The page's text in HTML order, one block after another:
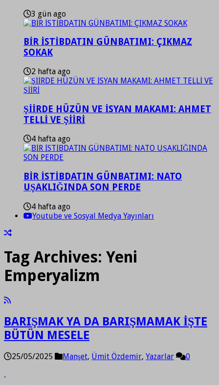
3 gün ago
BİR İSTİBDATIN GÜNBATIMI: ÇIKMAZ
SOKAK
2 hafta ago
ŞİİRDE HÜZÜN VE İSYAN MAKAMI: AHMET
TELLİ VE ŞİİRİ
4 hafta ago
BİR İSTİBDATIN GÜNBATIMI: NATO
UŞAKLIĞINDA SON PERDE
4 hafta ago
Youtube ve Sosyal Medya Yayınları
Tag Archives: Yeni
Emperyalizm
BARIŞMAK YA DA BARIŞMAMAK İŞTE
BÜTÜN MESELE
25/05/2025 Manşet, Ümit Özdemir, Yazarlar 0